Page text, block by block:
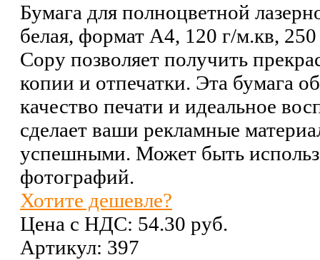
Бумага для полноцветной
белая, формат А4, 120 г/м.кв,
Copy позволяет получить
копии и отпечатки. Эта бумага
качество печати и идеальное
сделает ваши рекламные
успешными. Может быть
фотографий.
Хотите дешевле?
Цена с НДС: 54.30 pуб.
Артикул: 397